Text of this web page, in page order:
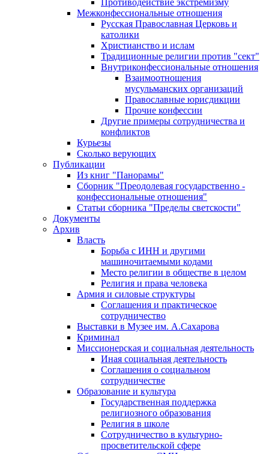
Противодействие экстремизму
Межконфессиональные отношения
Русская Православная Церковь и
католики
Христианство и ислам
Традиционные религии против "сект"
Внутриконфессиональные отношения
Взаимоотношения
мусульманских организаций
Православные юрисдикции
Прочие конфессии
Другие примеры сотрудничества и
конфликтов
Курьезы
Сколько верующих
Публикации
Из книг "Панорамы"
Сборник "Преодолевая государственно -
конфессиональные отношения"
Статьи сборника "Пределы светскости"
Документы
Архив
Власть
Борьба с ИНН и другими
машиночитаемыми кодами
Место религии в обществе в целом
Религия и права человека
Армия и силовые структуры
Соглашения и практическое
сотрудничество
Выставки в Музее им. А.Сахарова
Криминал
Миссионерская и социальная деятельность
Иная социальная деятельность
Соглашения о социальном
сотрудничестве
Образование и культура
Государственная поддержка
религиозного образования
Религия в школе
Сотрудничество в культурно-
просветительской сфере